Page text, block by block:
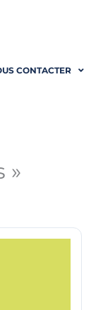
CONTACTER
»